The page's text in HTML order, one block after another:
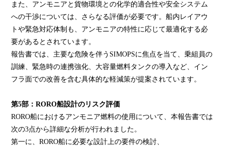
また、アンモニアと貨物環境との化学的適合性や安全システム
への干渉については、さらなる評価が必要です。船内レイアウ
トや緊急対応体制も、アンモニアの特性に応じて最適化する必
要があるとされています。
報告書では、主要な危険を伴うSIMOPSに焦点を当て、乗組員の
訓練、緊急時の連携強化、大容量燃料タンクの導入など、イン
フラ面での改善を含む具体的な軽減策が提案されています。
第5部：RORO船設計のリスク評価
RORO船におけるアンモニア燃料の使用について、本報告書では
次の3点から詳細な分析が行われました。
第一に、RORO船に必要な設計上の要件の検討、